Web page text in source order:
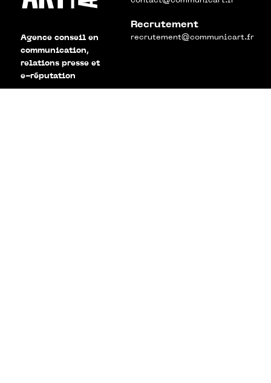
Agence conseil en
communication,
relations presse et
e-réputation
Recrutement
recrutement@communicart.fr